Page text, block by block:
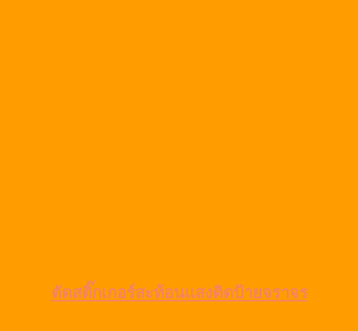
ตัดสติ๊กเกอร์สะท้อนแสงติดป้ายจราจร